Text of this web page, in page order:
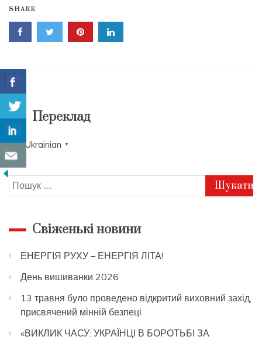
SHARE
Переклад
Ukrainian ▼
Пошук:
Свіженькі новини
ЕНЕРГІЯ РУХУ – ЕНЕРГІЯ ЛІТА!
День вишиванки 2026
13 травня було проведено відкритий виховний захід,
присвячений мінній безпеці
«ВИКЛИК ЧАСУ: УКРАЇНЦІ В БОРОТЬБІ ЗА